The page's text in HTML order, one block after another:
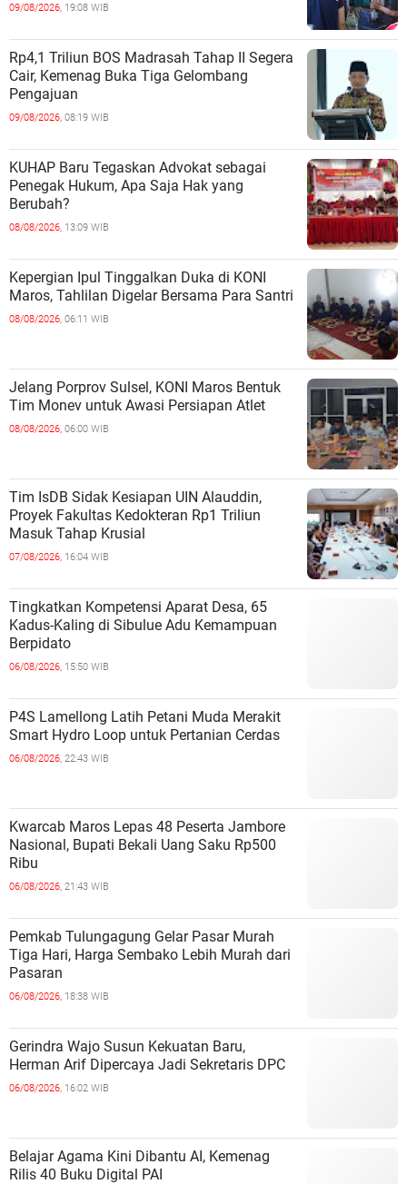
09/08/2026, 19:08 WIB
Rp4,1 Triliun BOS Madrasah Tahap II Segera
Cair, Kemenag Buka Tiga Gelombang
Pengajuan
09/08/2026, 08:19 WIB
KUHAP Baru Tegaskan Advokat sebagai
Penegak Hukum, Apa Saja Hak yang
Berubah?
08/08/2026, 13:09 WIB
Kepergian Ipul Tinggalkan Duka di KONI
Maros, Tahlilan Digelar Bersama Para Santri
08/08/2026, 06:11 WIB
Jelang Porprov Sulsel, KONI Maros Bentuk
Tim Monev untuk Awasi Persiapan Atlet
08/08/2026, 06:00 WIB
Tim IsDB Sidak Kesiapan UIN Alauddin,
Proyek Fakultas Kedokteran Rp1 Triliun
Masuk Tahap Krusial
07/08/2026, 16:04 WIB
Tingkatkan Kompetensi Aparat Desa, 65
Kadus-Kaling di Sibulue Adu Kemampuan
Berpidato
06/08/2026, 15:50 WIB
P4S Lamellong Latih Petani Muda Merakit
Smart Hydro Loop untuk Pertanian Cerdas
06/08/2026, 22:43 WIB
Kwarcab Maros Lepas 48 Peserta Jambore
Nasional, Bupati Bekali Uang Saku Rp500
Ribu
06/08/2026, 21:43 WIB
Pemkab Tulungagung Gelar Pasar Murah
Tiga Hari, Harga Sembako Lebih Murah dari
Pasaran
06/08/2026, 18:38 WIB
Gerindra Wajo Susun Kekuatan Baru,
Herman Arif Dipercaya Jadi Sekretaris DPC
06/08/2026, 16:02 WIB
Belajar Agama Kini Dibantu AI, Kemenag
Rilis 40 Buku Digital PAI